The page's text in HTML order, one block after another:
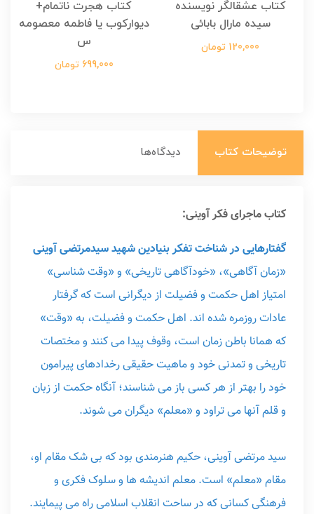
کتاب عشقالگر نویسنده
سیده مارال بابائی
120,000 تومان
کتاب هجرت ناتمام+
دیوارکوب یا فاطمه معصومه
س
699,000 تومان
توضیحات کتاب دیدگاه‌ها
کتاب ماجرای فکر آوینی:
گفتارهایی در شناخت تفکر بنیادین شهید سیدمرتضی آوینی
«زمان آگاهی»، «خودآگاهی تاریخی» و «وقت شناسی»
امتیاز اهل حکمت و فضیلت از دیگرانی است که گرفتار
عادات روزمره شده اند. اهل حکمت و فضیلت، به «وقت»
که همانا باطن زمان است، وقوف پیدا می کنند و مختصات
تاریخی و تمدنی خود و ماهیت حقیقی رخدادهای پیرامون
خود را بهتر از هر کسی باز می شناسند؛ آنگاه حکمت از زبان
و قلم آنها می تراود و «معلم» دیگران می شوند.
سید مرتضی آوینی، حکیم هنرمندی بود که بی شک مقام او،
مقام «معلم» است. معلم اندیشه ها و سلوک فکری و
فرهنگی کسانی که در ساحت انقلاب اسلامی راه می پیمایند.